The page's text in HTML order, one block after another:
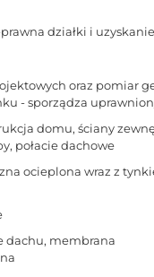
działki i uzyskanie
oraz pomiar
- sporządza
domu, ściany
połacie dachowe
ocieplona wraz z
dachu, membrana